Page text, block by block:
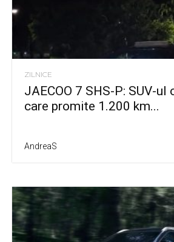
ZILNICE
JAECOO 7 SHS-P: SUV-ul
care promite 1.200 km...
AndreaS